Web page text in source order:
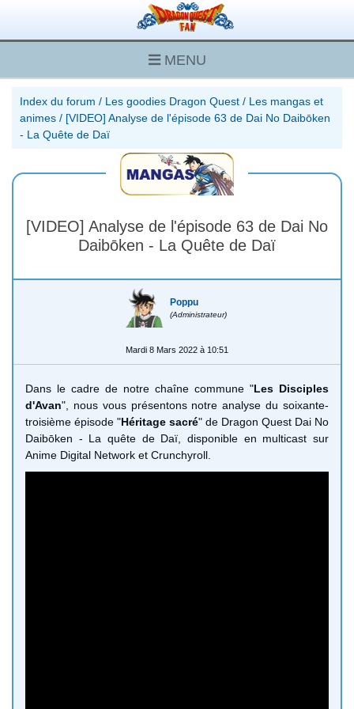
MENU
Index du forum / Les goodies Dragon Quest / Les mangas et
animes / [VIDEO] Analyse de l'épisode 63 de Dai No Daibōken
- La Quête de Daï
[VIDEO] Analyse de l'épisode 63 de Dai No
Daibōken - La Quête de Daï
Poppu
(Administrateur)
Mardi 8 Mars 2022 à 10:51
Dans le cadre de notre chaîne commune "Les Disciples
d'Avan", nous vous présentons notre analyse du soixante-
troisième épisode "Héritage sacré" de Dragon Quest Dai No
Daibōken - La quête de Daï, disponible en multicast sur
Anime Digital Network et Crunchyroll.